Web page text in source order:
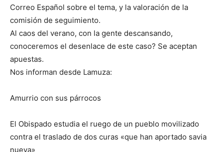
Correo Español sobre el tema, y la valoración de la
comisión de seguimiento.
Al caos del verano, con la gente descansando,
conoceremos el desenlace de este caso? Se aceptan
apuestas.
Nos informan desde Lamuza:
Amurrio con sus párrocos
El Obispado estudia el ruego de un pueblo movilizado
contra el traslado de dos curas «que han aportado savia
nueva»